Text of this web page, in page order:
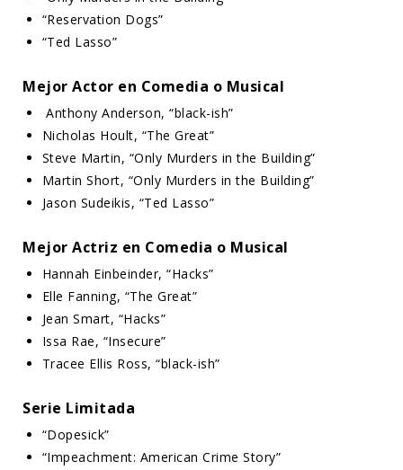
“Reservation Dogs”
“Ted Lasso”
Mejor Actor en Comedia o Musical
Anthony Anderson, “black-ish”
Nicholas Hoult, “The Great”
Steve Martin, “Only Murders in the Building”
Martin Short, “Only Murders in the Building”
Jason Sudeikis, “Ted Lasso”
Mejor Actriz en Comedia o Musical
Hannah Einbeinder, “Hacks”
Elle Fanning, “The Great”
Jean Smart, “Hacks”
Issa Rae, “Insecure”
Tracee Ellis Ross, “black-ish”
Serie Limitada
“Dopesick”
“Impeachment: American Crime Story”